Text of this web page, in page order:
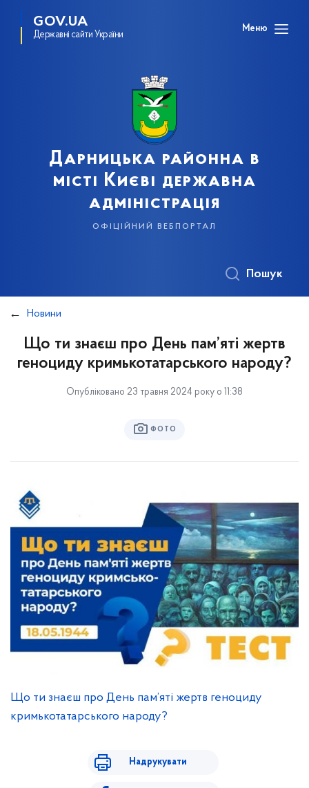
GOV.UA
Державні сайти України
Меню
Дарницька районна в
місті Києві державна
адміністрація
офіційний вебпортал
Пошук
Новини
Що ти знаєш про День пам’яті жертв
геноциду кримькотатарського народу?
Опубліковано 23 травня 2024 року о 11:38
ФОТО
Що ти знаєш про День пам’яті жертв геноциду
кримькотатарського народу?
Надрукувати